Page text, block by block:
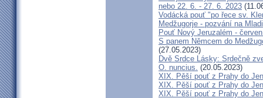
nebo 22. 6. - 27. 6. 2023
Vodácká pouť "po řece sv.
Medžugorje - pozvání na
Pouť Nový Jeruzalém -
S panem Němcem do
(27.05.2023)
Dvě Srdce Lásky: Srdečně
O. nuncius. (20.05.2023)
XIX. Pěší pouť z Prahy do
XIX. Pěší pouť z Prahy do
XIX. Pěší pouť z Prahy do